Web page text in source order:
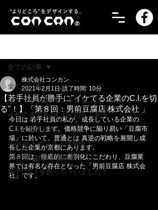
全ての記事
イケてる企業のC.I.を切る・旧
イケてる企業のC.I.を切る・新
若手社員の成長記！
concanトピックス特別編
代表の人物像＆体験談！
勝手にC.I.を創っちゃいました！
全ての記事
【若手社員が勝手に"イケてる企業のC.I.を切
る"！】「第８回：男前豆腐店 株式会社 」
株式会社コンカン
2021年2月1日 読了時間: 10分
今日は 若手社員の私が、成長している企業の
C.I.を紹介します。価格競争に陥り易い「豆腐市
場」に於いて、普通とは 真逆の戦略を展開し成
長した企業が京都にあります。
第８回は、徹底的に差別化にこだわり、豆腐業
界では有名な存在となった「男前豆腐店 株式会
社」です。